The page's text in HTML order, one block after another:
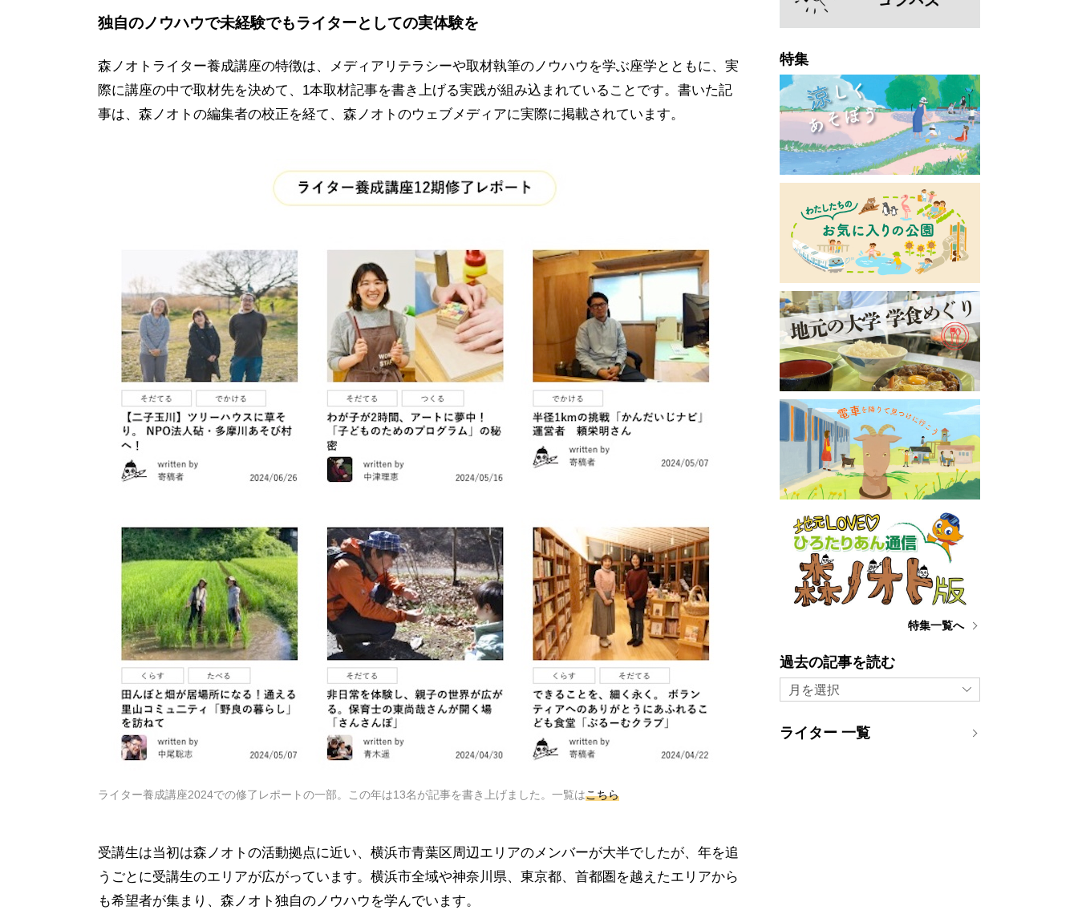
独自のノウハウで未経験でもライターとしての実体験を
森ノオトライター養成講座の特徴は、メディアリテラシーや取材執筆のノウハウを学ぶ座学とともに、実
際に講座の中で取材先を決めて、1本取材記事を書き上げる実践が組み込まれていることです。書いた記
事は、森ノオトの編集者の校正を経て、森ノオトのウェブメディアに実際に掲載されています。
ライター養成講座2024での修了レポートの一部。この年は13名が記事を書き上げました。一覧はこちら
受講生は当初は森ノオトの活動拠点に近い、横浜市青葉区周辺エリアのメンバーが大半でしたが、年を追
うごとに受講生のエリアが広がっています。横浜市全域や神奈川県、東京都、首都圏を越えたエリアから
も希望者が集まり、森ノオト独自のノウハウを学んでいます。
特集
特集一覧へ
過去の記事を読む
月を選択
ライター 一覧